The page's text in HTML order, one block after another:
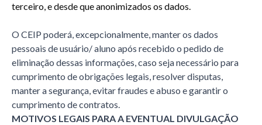
terceiro, e desde que anonimizados os dados.
O CEIP poderá, excepcionalmente, manter os dados
pessoais de usuário/ aluno após recebido o pedido de
eliminação dessas informações, caso seja necessário para
cumprimento de obrigações legais, resolver disputas,
manter a segurança, evitar fraudes e abuso e garantir o
cumprimento de contratos.
MOTIVOS LEGAIS PARA A EVENTUAL DIVULGAÇÃO